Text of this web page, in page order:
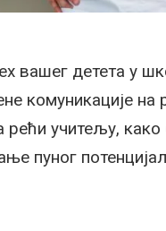
вашег детета у
комуникације
рећи учитељу,
пуног